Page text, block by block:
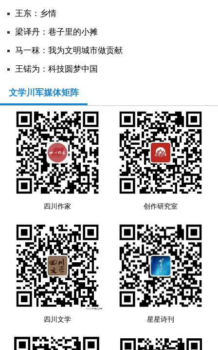
王东：乡情
​梁译丹：巷子里的小摊
马一秣：我为文明城市做贡献
王锘为：科技圆梦中国
文学川军媒体矩阵
四川作家 创作研究室
四川文学 星星诗刊